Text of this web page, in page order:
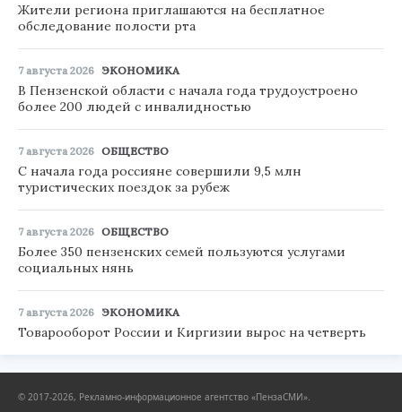
Жители региона приглашаются на бесплатное
обследование полости рта
7 августа 2026 ЭКОНОМИКА
В Пензенской области с начала года трудоустроено
более 200 людей с инвалидностью
7 августа 2026 ОБЩЕСТВО
С начала года россияне совершили 9,5 млн
туристических поездок за рубеж
7 августа 2026 ОБЩЕСТВО
Более 350 пензенских семей пользуются услугами
социальных нянь
7 августа 2026 ЭКОНОМИКА
Товарооборот России и Киргизии вырос на четверть
© 2017-2026, Рекламно-информационное агентство «ПензаСМИ».